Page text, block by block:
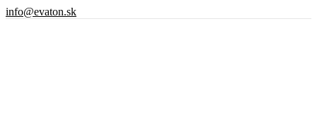
info@evaton.sk